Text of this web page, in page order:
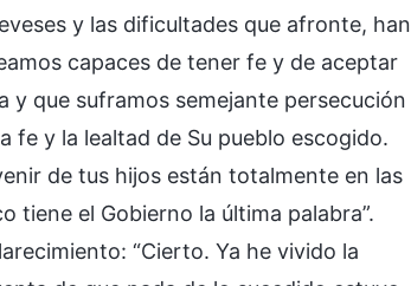
y las dificultades que afronte, han
capaces de tener fe y de aceptar
y que suframos semejante persecución
fe y la lealtad de Su pueblo escogido.
de tus hijos están totalmente en las
tiene el Gobierno la última palabra”.
“Cierto. Ya he vivido la